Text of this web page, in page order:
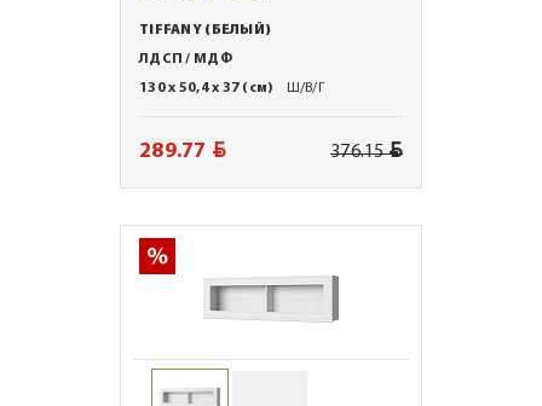
TIFFANY (БЕЛЫЙ)
ЛДСП / МДФ
130 x 50,4 x 37 (см)
Ш/В/Г
289.77 BYN 376.15BYN